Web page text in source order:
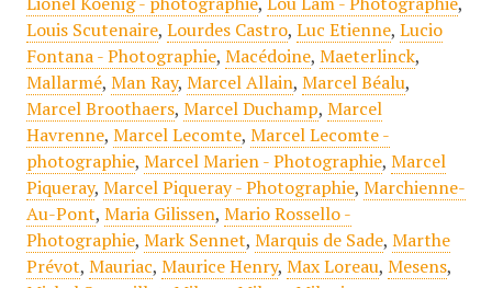
Louis Scutenaire, Lourdes Castro, Luc Etienne, Lucio
Fontana - Photographie, Macédoine, Maeterlinck,
Mallarmé, Man Ray, Marcel Allain, Marcel Béalu,
Marcel Broothaers, Marcel Duchamp, Marcel
Havrenne, Marcel Lecomte, Marcel Lecomte -
photographie, Marcel Marien - Photographie, Marcel
Piqueray, Marcel Piqueray - Photographie, Marchienne-
Au-Pont, Maria Gilissen, Mario Rossello -
Photographie, Mark Sennet, Marquis de Sade, Marthe
Prévot, Mauriac, Maurice Henry, Max Loreau, Mesens,